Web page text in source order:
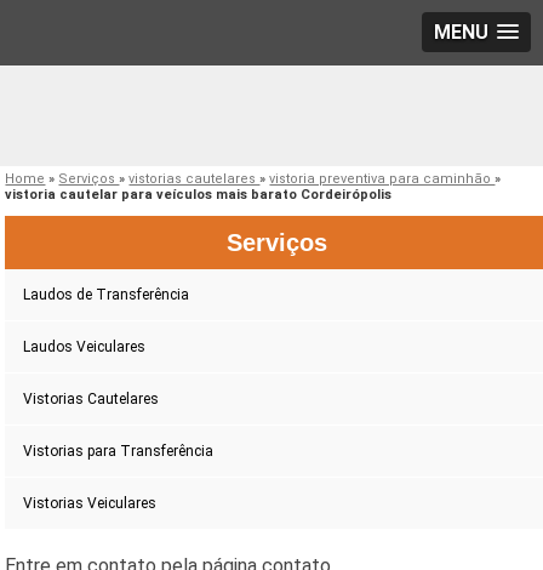
MENU
Home » Serviços»vistorias cautelares»vistoria preventiva para caminhão»
vistoria cautelar para veículos mais barato Cordeirópolis
Serviços
Laudos de Transferência
Laudos Veiculares
Vistorias Cautelares
Vistorias para Transferência
Vistorias Veiculares